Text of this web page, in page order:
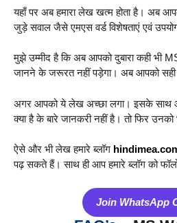
यहाँ पर अब हमारा लेख खत्म होता है। अब
जुड़े सवाल जैसे एमएस वर्ड विशेषताएं एवं उपयोग
मुझे उम्मीद है कि अब आपको दुबारा कही भी
जानने के जरूरत नहीं पड़ेगा। अब आपको सही
अगर आपको ये लेख अच्छा लगा। इसके साथ
क्या है के बारे जानकरी नहीं है। तो फिर
ऐसे और भी लेख हमारे ब्लॉग
पढ़ सकते हैं। साथ ही आप हमारे ब्लॉग को
Join WhatsApp